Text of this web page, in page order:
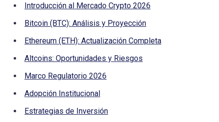
Introducción al Mercado Crypto 2026
Bitcoin (BTC): Análisis y Proyección
Ethereum (ETH): Actualización Completa
Altcoins: Oportunidades y Riesgos
Marco Regulatorio 2026
Adopción Institucional
Estrategias de Inversión